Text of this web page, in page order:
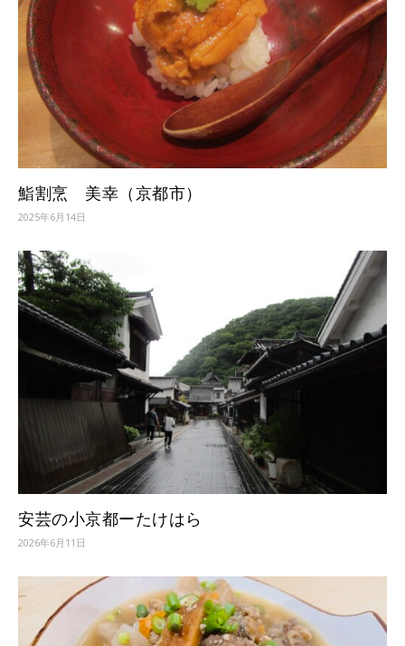
鮨割烹 美幸（京都市）
2025年6月14日
安芸の小京都ーたけはら
2026年6月11日